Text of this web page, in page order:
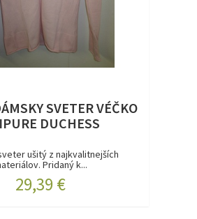
SVETER VÉČKO
DUCHESS
ušitý z najkvalitnejších
Pridaný k...
29,39 €